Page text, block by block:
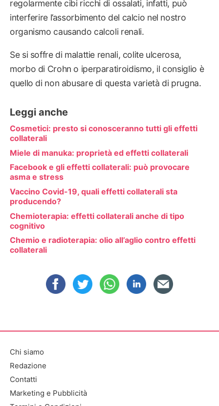
regolarmente cibi ricchi di ossalati, infatti, può
interferire l’assorbimento del calcio nel nostro
organismo causando calcoli renali.
Se si soffre di malattie renali, colite ulcerosa,
morbo di Crohn o iperparatiroidismo, il consiglio è
quello di non abusare di questa varietà di prugna.
Leggi anche
Cosmetici: presto si conosceranno tutti gli effetti
collaterali
Miele di manuka: proprietà ed effetti collaterali
Facebook e gli effetti collaterali: può provocare
asma e stress
Vaccino Covid-19, quali effetti collaterali sta
producendo?
Chemioterapia: effetti collaterali anche di tipo
cognitivo
Chemio e radioterapia: olio all’aglio contro effetti
collaterali
Chi siamo
Redazione
Contatti
Marketing e Pubblicità